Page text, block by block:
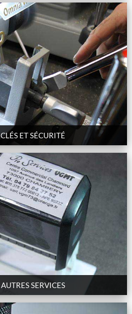
CLÉS ET SÉCURITÉ
AUTRES SERVICES